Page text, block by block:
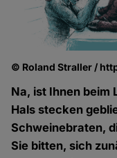
© Roland Straller /
Na, ist Ihnen beim
Hals stecken
Schweinebraten,
Sie bitten, sich